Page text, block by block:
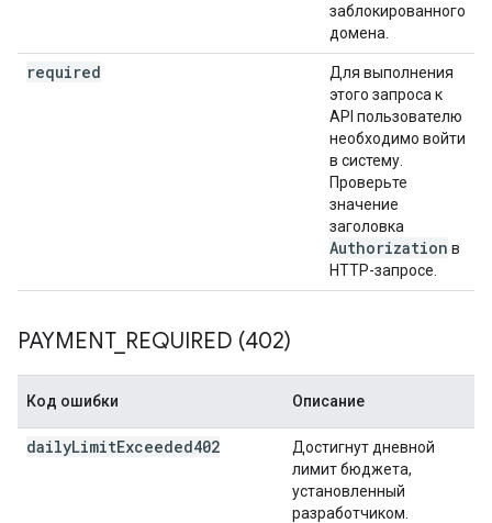
заблокированного
домена.
required
Для выполнения
этого запроса к
API пользователю
необходимо войти
в систему.
Проверьте
значение
заголовка
Authorization в
HTTP-запросе.
PAYMENT_ REQUIRED (402)
Код ошибки Описание
dailyLimitExceeded402
Достигнут дневной
лимит бюджета,
установленный
разработчиком.